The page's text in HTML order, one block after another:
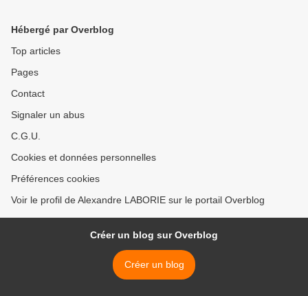
Hébergé par Overblog
Top articles
Pages
Contact
Signaler un abus
C.G.U.
Cookies et données personnelles
Préférences cookies
Voir le profil de Alexandre LABORIE sur le portail Overblog
Créer un blog sur Overblog
Créer un blog